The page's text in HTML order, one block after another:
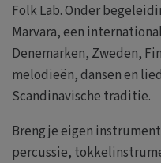
Folk Lab. Onder
Marvara, een
Denemarken, Zweden,
melodieën, dansen en
Scandinavische traditie.
Breng je eigen
percussie,